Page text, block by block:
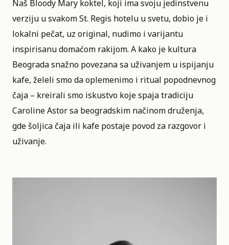
Naš Bloody Mary koktel, koji ima svoju jedinstvenu
verziju u svakom St. Regis hotelu u svetu, dobio je i
lokalni pečat, uz original, nudimo i varijantu
inspirisanu domaćom rakijom. A kako je kultura
Beograda snažno povezana sa uživanjem u ispijanju
kafe, želeli smo da oplemenimo i ritual popodnevnog
čaja – kreirali smo iskustvo koje spaja tradiciju
Caroline Astor sa beogradskim načinom druženja,
gde šoljica čaja ili kafe postaje povod za razgovor i
uživanje.